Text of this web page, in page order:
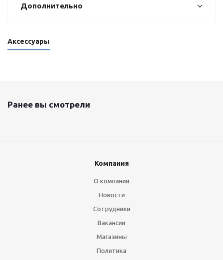
Дополнительно
Аксессуары
Ранее вы смотрели
Компания
О компании
Новости
Сотрудники
Вакансии
Магазины
Политика